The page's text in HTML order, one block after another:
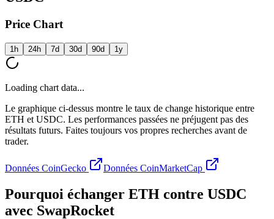
Price Chart
1h 24h 7d 30d 90d 1y
Loading chart data...
Le graphique ci-dessus montre le taux de change historique entre
ETH et USDC. Les performances passées ne préjugent pas des
résultats futurs. Faites toujours vos propres recherches avant de
trader.
Données CoinGecko Données CoinMarketCap
Pourquoi échanger ETH contre USDC
avec SwapRocket